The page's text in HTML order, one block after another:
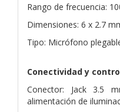
Rango de frecuencia:
Dimensiones: 6 x 2.7
Tipo: Micrófono
Conectividad y
Conector: Jack 3.5
alimentación de